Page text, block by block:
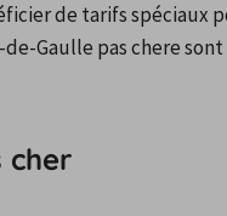
de tarifs spéciaux
Gaulle pas chere
cher